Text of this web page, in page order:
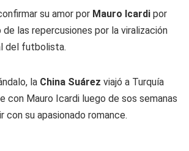
su amor por Mauro Icardi por
las repercusiones por la viralización
del futbolista.
la China Suárez viajó a Turquía
con Mauro Icardi luego de sos semanas
con su apasionado romance.